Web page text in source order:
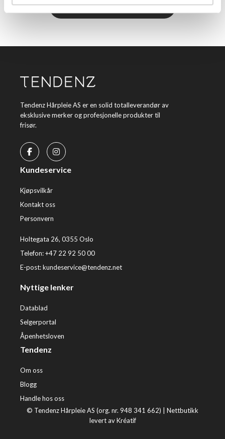
Meld meg på
Tendenz Hårpleie AS er en solid totalleverandør av
eksklusive merker og profesjonelle produkter til
frisør.
Kundeservice
Kjøpsvilkår
Kontakt oss
Personvern
Holtegata 26, 0355 Oslo
Telefon: +47 22 92 50 00
E-post:kundeservice@tendenz.net
Nyttige lenker
Datablad
Selgerportal
Åpenhetsloven
Tendenz
Om oss
Blogg
Handle hos oss
© Tendenz Hårpleie AS (org. nr. 948 341 662) | Nettbutikk
levert av Kréatif